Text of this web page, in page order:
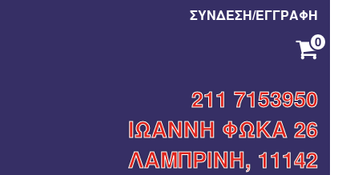
ΣΥΝΔΕΣΗ/ΕΓΓΡΑΦΗ
0
211 7153950
ΙΩΑΝΝΗ ΦΩΚΑ 26
ΛΑΜΠΡΙΝΗ, 11142